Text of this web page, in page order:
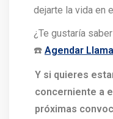
dejarte la vida en
¿Te gustaría
☎️ Agendar
Y si quieres
concerniente a
próximas